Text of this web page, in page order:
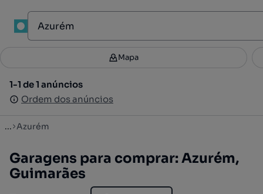
Filtros 2
1-1 de 1 anúncios
Ordem dos anúncios
Mapa
1-1 de 1 anúncios
Ordem dos anúncios
... Azurém
Garagens para comprar: Azurém,
Guimarães